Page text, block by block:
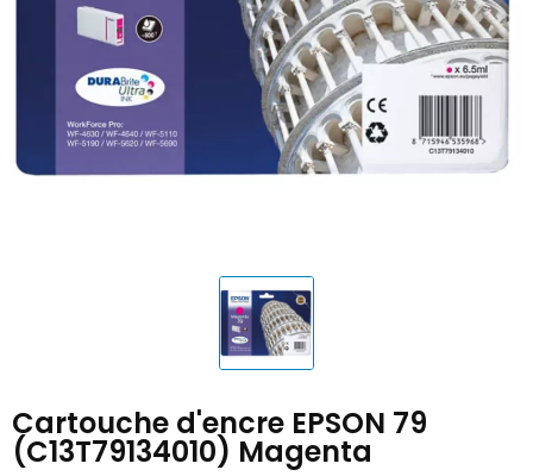
Cartouche d'encre EPSON 79
(C13T79134010) Magenta